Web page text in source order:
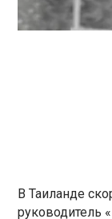
В Таиланде
руководитель